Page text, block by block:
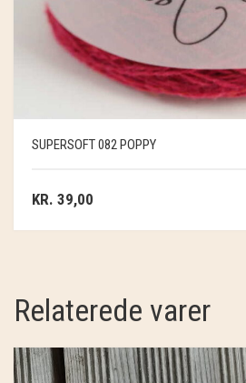
SUPERSOFT 082 POPPY
KR. 39,00
Relaterede varer